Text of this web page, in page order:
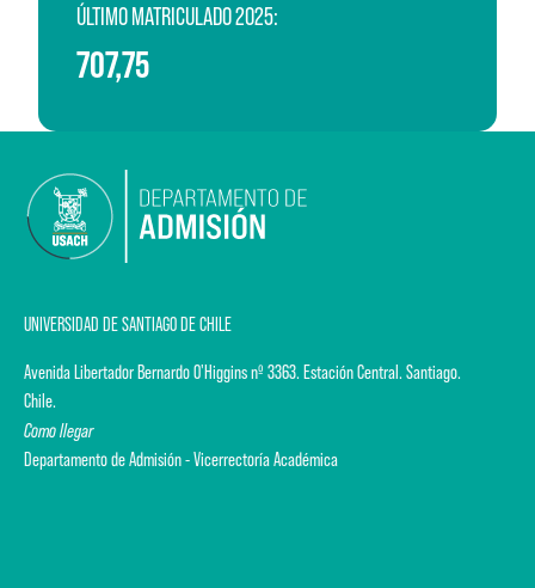
ÚLTIMO MATRICULADO 2025:
707,75
UNIVERSIDAD DE SANTIAGO DE CHILE
Avenida Libertador Bernardo O'Higgins nº 3363. Estación Central. Santiago.
Chile.
Como llegar
Departamento de Admisión - Vicerrectoría Académica